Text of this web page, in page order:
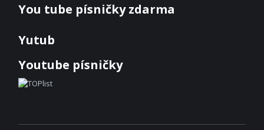
You tube písničky zdarma
Yutub
Youtube písničky